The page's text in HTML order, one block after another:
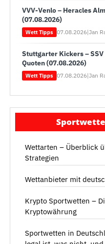
VVV-Venlo – Heracles
(07.08.2026)
Wett Tipps 07.08.2026|Jan
Stuttgarter Kickers –
Quoten (07.08.2026)
Wett Tipps 07.08.2026|Jan
Wettarten – Überblick
Strategien
Wettanbieter mit
Krypto Sportwetten –
Kryptowährung
Sportwetten in